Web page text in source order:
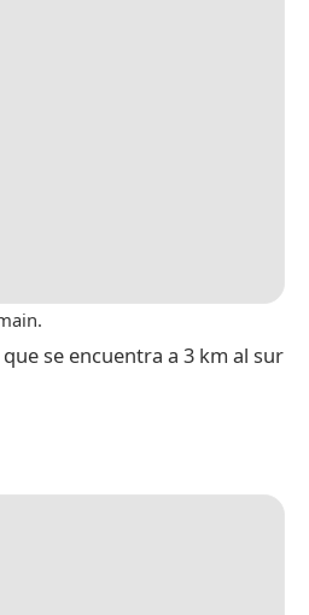
se encuentra a 3 km al sur